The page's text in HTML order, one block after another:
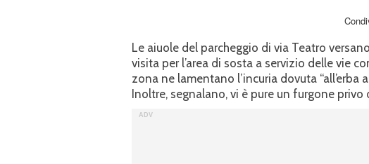
Le aiuole del parcheggio di via Teatro
visita per l’area di sosta a servizio delle vie
zona ne lamentano l’incuria dovuta “all’erba
Inoltre, segnalano, vi è pure un furgone privo